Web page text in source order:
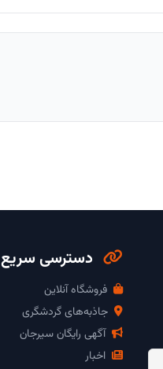
دسترسی سریع
فروشگاه آنلاین
جاذبه‌های گردشگری
آگهی رایگان سیرجان
اخبار